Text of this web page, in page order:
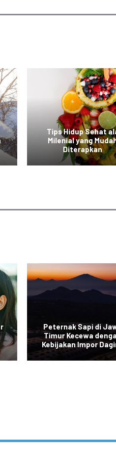
Tips Hidup Sehat
Milenial yang
Diterapkan
Peternak Sapi di
Timur Kecewa
Kebijakan Impor